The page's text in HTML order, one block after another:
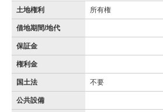
土地権利 所有権
借地期間/地代
保証金
権利金
国土法 不要
公共設備